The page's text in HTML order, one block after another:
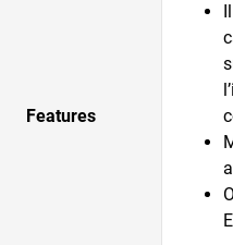
Features